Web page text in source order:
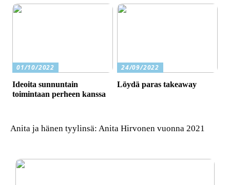
01/10/2022
Ideoita sunnuntain
toimintaan perheen kanssa
24/09/2022
Löydä paras takeaway
Anita ja hänen tyylinsä: Anita Hirvonen vuonna 2021